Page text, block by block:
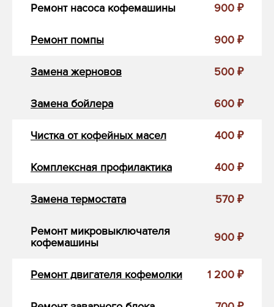
Ремонт насоса кофемашины 900 ₽
Ремонт помпы 900 ₽
Замена жерновов 500 ₽
Замена бойлера 600 ₽
Чистка от кофейных масел 400 ₽
Комплексная профилактика 400 ₽
Замена термостата 570 ₽
Ремонт микровыключателя
кофемашины
900 ₽
Ремонт двигателя кофемолки 1 200 ₽